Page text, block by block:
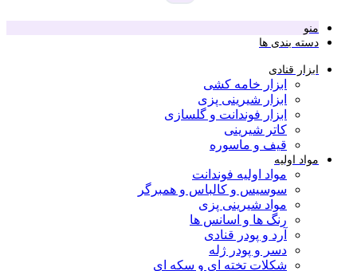
منو
دسته بندی ها
ابزار قنادی
ابزار خامه کشی
ابزار شیرینی پزی
ابزار فوندانت و گلسازی
کاتر شیرینی
قیف و ماسوره
مواد اولیه
مواد اولیه فوندانت
سوسیس و کالباس و همبرگر
مواد شیرینی پزی
رنگ ها و اسانس ها
آرد و پودر قنادی
دسر و پودر ژله
شکلات تخته ای و سکه ای